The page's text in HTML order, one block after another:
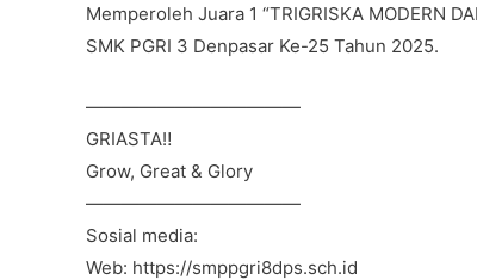
Memperoleh Juara 1 “TRIGRISKA MODERN
SMK PGRI 3 Denpasar Ke-25 Tahun 2025.
————————————
GRIASTA‼️
Grow, Great & Glory
————————————
Sosial media:
Web: https://smppgri8dps.sch.id